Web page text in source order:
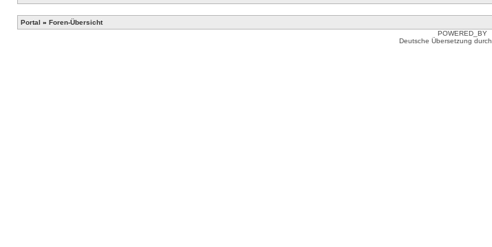
Portal » Foren-Übersicht
POWERED_BY
Deutsche Übersetzung durch